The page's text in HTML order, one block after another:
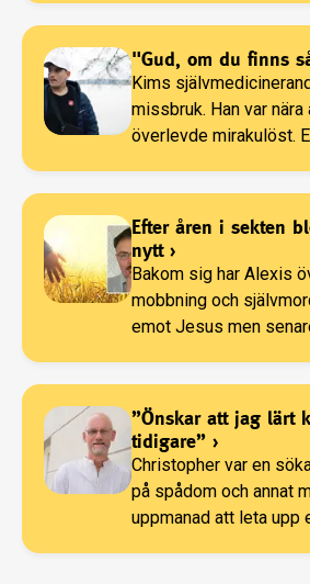
"Gud, om du finns
Kims
missbruk. Han var
överlevde mirakulöst.
Efter åren i sekten
nytt›
Bakom sig har Alexis
mobbning och
emot Jesus men
”Önskar att jag lärt
tidigare” ›
Christopher var en
på spådom och annat
uppmanad att leta upp